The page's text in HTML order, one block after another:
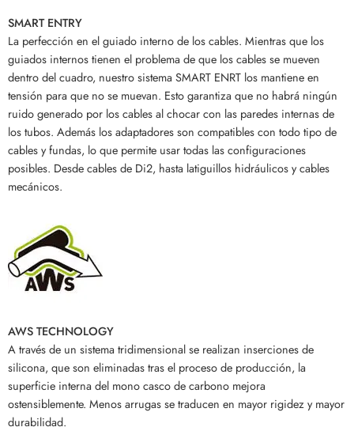
SMART ENTRY
La perfección en el guiado interno de los cables. Mientras que los
guiados internos tienen el problema de que los cables se mueven
dentro del cuadro, nuestro sistema SMART ENRT los mantiene en
tensión para que no se muevan. Esto garantiza que no habrá ningún
ruido generado por los cables al chocar con las paredes internas de
los tubos. Además los adaptadores son compatibles con todo tipo de
cables y fundas, lo que permite usar todas las configuraciones
posibles. Desde cables de Di2, hasta latiguillos hidráulicos y cables
mecánicos.
AWS TECHNOLOGY
A través de un sistema tridimensional se realizan inserciones de
silicona, que son eliminadas tras el proceso de producción, la
superficie interna del mono casco de carbono mejora
ostensiblemente. Menos arrugas se traducen en mayor rigidez y mayor
durabilidad.